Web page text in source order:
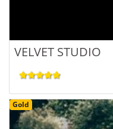
VELVET STUDIO
Gold